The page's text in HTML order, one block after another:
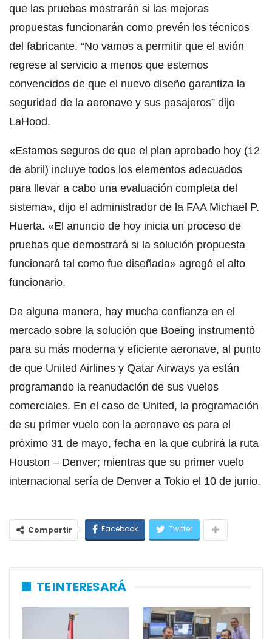
que las pruebas mostrarán si las mejoras
propuestas funcionarán como prevén los técnicos
del fabricante. “No vamos a permitir que el avión
regrese al servicio a menos que estemos
convencidos de que el nuevo diseño garantiza la
seguridad de la aeronave y sus pasajeros” dijo
LaHood.
«Estamos seguros de que el plan aprobado hoy (12
de abril) incluye todos los elementos adecuados
para llevar a cabo una evaluación completa del
sistema», dijo el administrador de la FAA Michael P.
Huerta. «El anuncio de hoy inicia un proceso de
pruebas que demostrará si la solución propuesta
funcionará tal como fue diseñada» agregó el alto
funcionario.
De alguna manera, hay mucha confianza en el
mercado sobre la solución que Boeing instrumentó
para su más moderna y eficiente aeronave, al punto
de que United Airlines y Qatar Airways ya están
programando la reanudación de sus vuelos
comerciales. En el caso de United, la programación
de su primer vuelo con la aeronave es para el
próximo 31 de mayo, fecha en la que cubrirá la ruta
Houston – Denver; mientras que su primer vuelo
internacional sería de Denver a Tokio el 10 de junio.
Compartir Facebook Twitter
TE INTERESARÁ